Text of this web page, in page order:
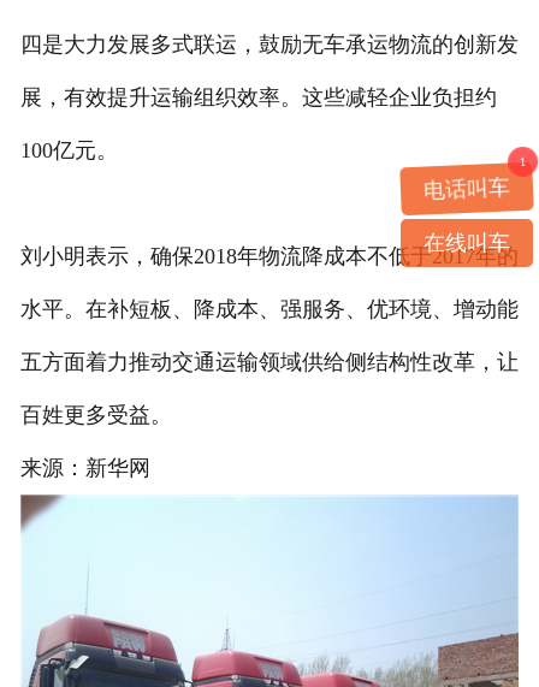
四是大力发展多式联运，鼓励无车承运物流的创新发
展，有效提升运输组织效率。这些减轻企业负担约
100亿元。
刘小明表示，确保2018年物流降成本不低于2017年的
水平。在补短板、降成本、强服务、优环境、增动能
五方面着力推动交通运输领域供给侧结构性改革，让
百姓更多受益。
来源：新华网
电话叫车
1
在线叫车